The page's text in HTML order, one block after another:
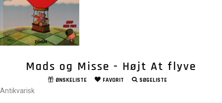
Mads og Misse - Højt At flyve
ØNSKELISTE FAVORIT SØGELISTE
Antikvarisk